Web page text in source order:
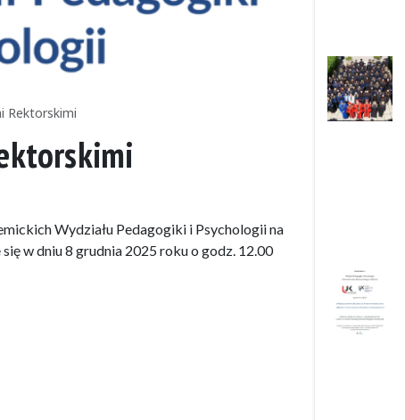
Rektorskimi
Wydziału Pedagogiki i Psychologii na
w dniu 8 grudnia 2025 roku o godz. 12.00